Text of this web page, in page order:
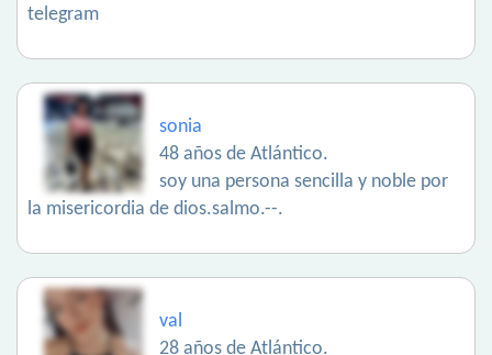
telegram
sonia
48 años de Atlántico.
soy una persona sencilla y noble por
la misericordia de dios.salmo.--.
val
28 años de Atlántico.